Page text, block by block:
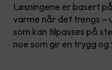
Løsningene er basert
varme når det trengs –
som kan tilpasses på
noe som gir en trygg